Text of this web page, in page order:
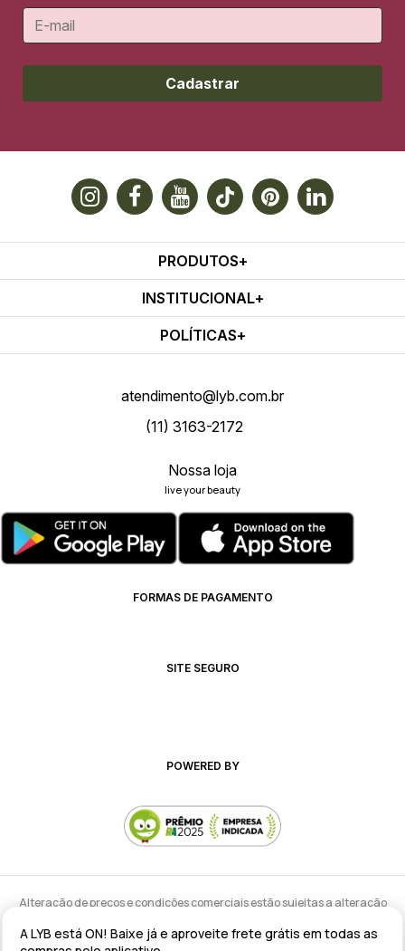
Cadastrar
PRODUTOS
INSTITUCIONAL
POLÍTICAS
atendimento@lyb.com.br
(11) 3163-2172
Nossa loja
live your beauty
FORMAS DE PAGAMENTO
SITE SEGURO
POWERED BY
Alteração de preços e condições comerciais estão sujeitas a alteração
lyb @ 2025 - Av. Talma Rodrigues Ribeiro, 147 - Galpão 02 MOD
A LYB está ON! Baixe já e aproveite frete grátis em todas as